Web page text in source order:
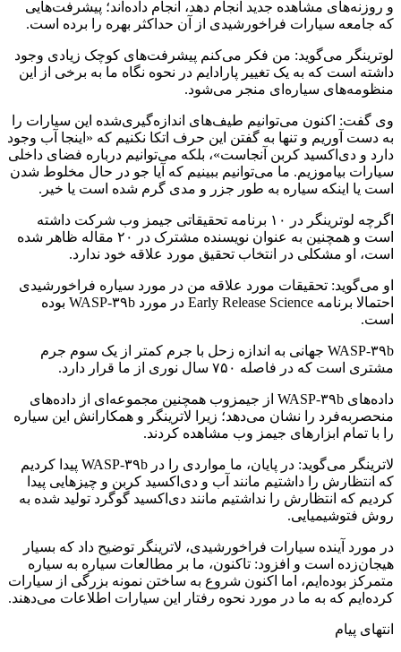
و روزنه‌های مشاهده جدید انجام دهد، انجام داده‌اند؛ پیشرفت‌هایی
که جامعه سیارات فراخورشیدی از آن حداکثر بهره را برده است.
لوترینگر می‌گوید: من فکر می‌کنم پیشرفت‌های کوچک زیادی وجود
داشته است که به یک تغییر پارادایم در نحوه نگاه ما به برخی از این
منظومه‌های سیاره‌ای منجر می‌شود.
وی گفت: اکنون می‌توانیم طیف‌های اندازه‌گیری‌شده این سیارات را
به دست آوریم و تنها به گفتن این حرف اتکا نکنیم که «اینجا آب وجود
دارد و دی‌اکسید کربن آنجاست»، بلکه می‌توانیم درباره فضای داخلی
سیارات بیاموزیم. ما می‌توانیم ببینیم که آیا جو در حال مخلوط شدن
است یا اینکه سیاره به طور جزر و مدی گرم شده است یا خیر.
اگرچه لوترینگر در ۱۰ برنامه تحقیقاتی جیمز وب شرکت داشته
است و همچنین به عنوان نویسنده مشترک در ۲۰ مقاله ظاهر شده
است، او مشکلی در انتخاب تحقیق مورد علاقه خود ندارد.
او می‌گوید: تحقیقات مورد علاقه من در مورد سیاره فراخورشیدی
احتمالا برنامه Early Release Science در مورد WASP-۳۹b بوده
است.
WASP-۳۹b جهانی به اندازه زحل با جرم کمتر از یک سوم جرم
مشتری است که در فاصله ۷۵۰ سال نوری از ما قرار دارد.
داده‌های WASP-۳۹b از جیمزوب همچنین مجموعه‌ای از داده‌های
منحصربه‌فرد را نشان می‌دهد؛ زیرا لاترینگر و همکارانش این سیاره
را با تمام ابزارهای جیمز وب مشاهده کردند.
لاترینگر می‌گوید: در پایان، ما مواردی را در WASP-۳۹b پیدا کردیم
که انتظارش را داشتیم مانند آب و دی‌اکسید کربن و چیزهایی پیدا
کردیم که انتظارش را نداشتیم مانند دی‌اکسید گوگرد تولید شده به
روش فتوشیمیایی.
در مورد آینده سیارات فراخورشیدی، لاترینگر توضیح داد که بسیار
هیجان‌زده است و افزود: تاکنون، ما بر مطالعات سیاره به سیاره
متمرکز بوده‌ایم، اما اکنون شروع به ساختن نمونه بزرگی از سیارات
کرده‌ایم که به ما در مورد نحوه رفتار این سیارات اطلاعات می‌دهند.
انتهای پیام